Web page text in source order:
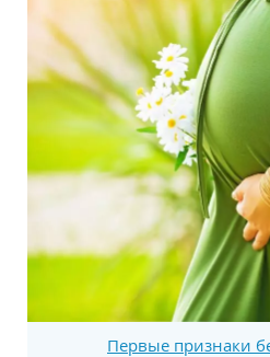
Первые признаки